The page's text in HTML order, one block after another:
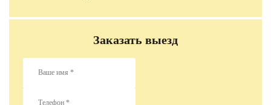
Заказать выезд